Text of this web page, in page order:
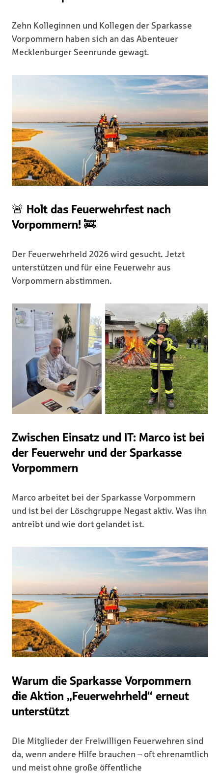
Zehn Kolleginnen und Kollegen der Sparkasse
Vorpommern haben sich an das Abenteuer
Mecklenburger Seenrunde gewagt.
🚨 Holt das Feuerwehrfest nach
Vorpommern! 🚒
Der Feuerwehrheld 2026 wird gesucht. Jetzt
unterstützen und für eine Feuerwehr aus
Vorpommern abstimmen.
Zwischen Einsatz und IT: Marco ist bei
der Feuerwehr und der Sparkasse
Vorpommern
Marco arbeitet bei der Sparkasse Vorpommern
und ist bei der Löschgruppe Negast aktiv. Was ihn
antreibt und wie dort gelandet ist.
Warum die Sparkasse Vorpommern
die Aktion „Feuerwehrheld“ erneut
unterstützt
Die Mitglieder der Freiwilligen Feuerwehren sind
da, wenn andere Hilfe brauchen – oft ehrenamtlich
und meist ohne große öffentliche